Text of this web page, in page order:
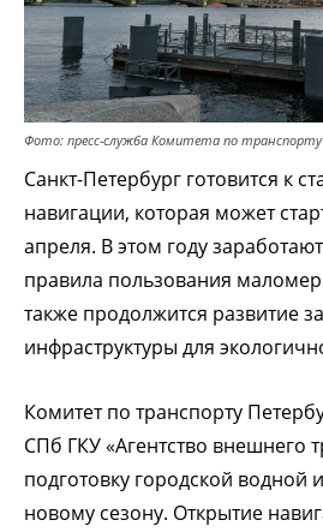
Фото: пресс-служба Комитета по
Санкт-Петербург готовится к
навигации, которая может
апреля. В этом году
правила пользования
также продолжится развитие
инфраструктуры для
Комитет по транспорту
СПб ГКУ «Агентство внешнего
подготовку городской водной
новому сезону. Открытие